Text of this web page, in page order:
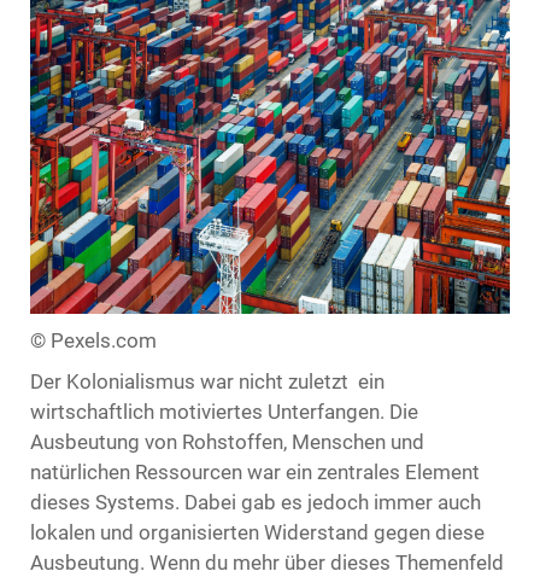
© Pexels.com
Der Kolonialismus war nicht zuletzt ein
wirtschaftlich motiviertes Unterfangen. Die
Ausbeutung von Rohstoffen, Menschen und
natürlichen Ressourcen war ein zentrales Element
dieses Systems. Dabei gab es jedoch immer auch
lokalen und organisierten Widerstand gegen diese
Ausbeutung. Wenn du mehr über dieses Themenfeld